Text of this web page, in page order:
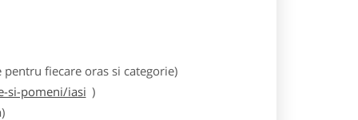
fiecare oras si categorie)
si-pomeni/iasi )